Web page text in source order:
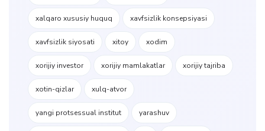
xalqaro xususiy huquq xavfsizlik konsepsiyasi
xavfsizlik siyosati xitoy xodim
xorijiy investor xorijiy mamlakatlar xorijiy tajriba
xotin-qizlar xulq-atvor
yangi protsessual institut yarashuv